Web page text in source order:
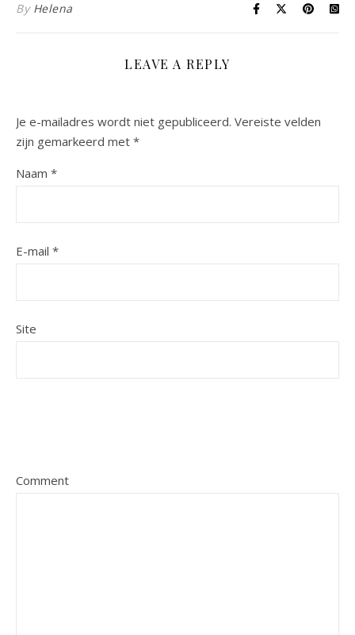
By Helena
LEAVE A REPLY
Je e-mailadres wordt niet gepubliceerd. Vereiste velden
zijn gemarkeerd met *
Naam *
E-mail *
Site
Comment